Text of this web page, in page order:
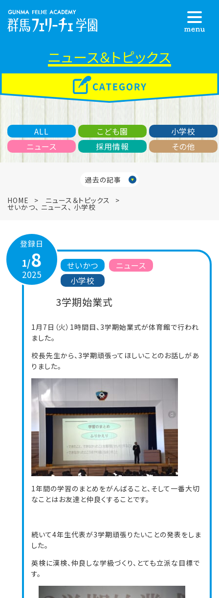
ニュース＆トピックス
ALL こども園
小学校
ニュース
採用情報 その他
HOME ニュース＆トピックス
せいかつ、 ニュース、 小学校
過去の記事
登録日
1/8
2025
せいかつ
ニュース
小学校
3学期始業式
1月7日（火）1時間目、3学期始業式が体育館で行われ
ました。
校長先生から、3学期頑張ってほしいことのお話しがあ
りました。
1年間の学習のまとめをがんばること、そして一番大切
なことはお友達と仲良くすることです。
続いて4年生代表が3学期頑張りたいことの発表をしま
した。
英検に漢検、仲良しな学級づくり、とても立派な目標で
す。